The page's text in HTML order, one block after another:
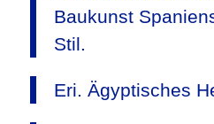
Baukunst
Stil.
Eri. Ägyptisches